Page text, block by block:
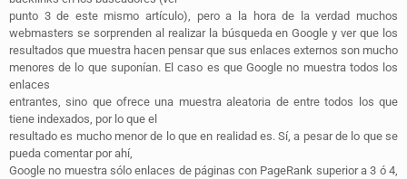
punto 3 de este mismo artículo), pero a la hora de la verdad muchos
webmasters se sorprenden al realizar la búsqueda en Google y ver que los
resultados que muestra hacen pensar que sus enlaces externos son mucho
menores de lo que suponían. El caso es que Google no muestra todos los
enlaces
entrantes, sino que ofrece una muestra aleatoria de entre todos los que
tiene indexados, por lo que el
resultado es mucho menor de lo que en realidad es. Sí, a pesar de lo que se
pueda comentar por ahí,
Google no muestra sólo enlaces de páginas con PageRank superior a 3 ó 4,